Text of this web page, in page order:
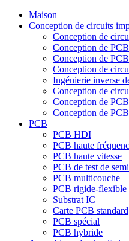
Maison
Conception de circuits
Conception de
Conception de
Conception de
Conception de
Ingénierie inverse
Conception de
Conception de
Conception de
PCB
PCB HDI
PCB haute
PCB haute vitesse
PCB de test de
PCB multicouche
PCB rigide-flexible
Substrat IC
Carte PCB standard
PCB spécial
PCB hybride